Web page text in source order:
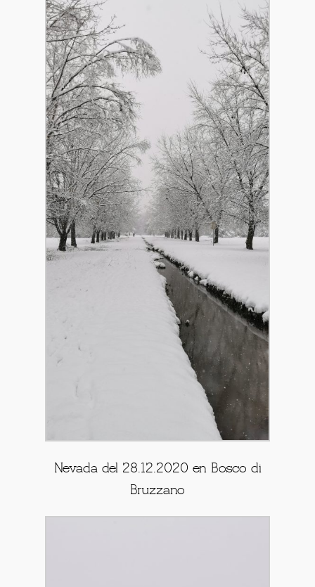
Nevada del 28.12.2020 en Bosco di
Bruzzano